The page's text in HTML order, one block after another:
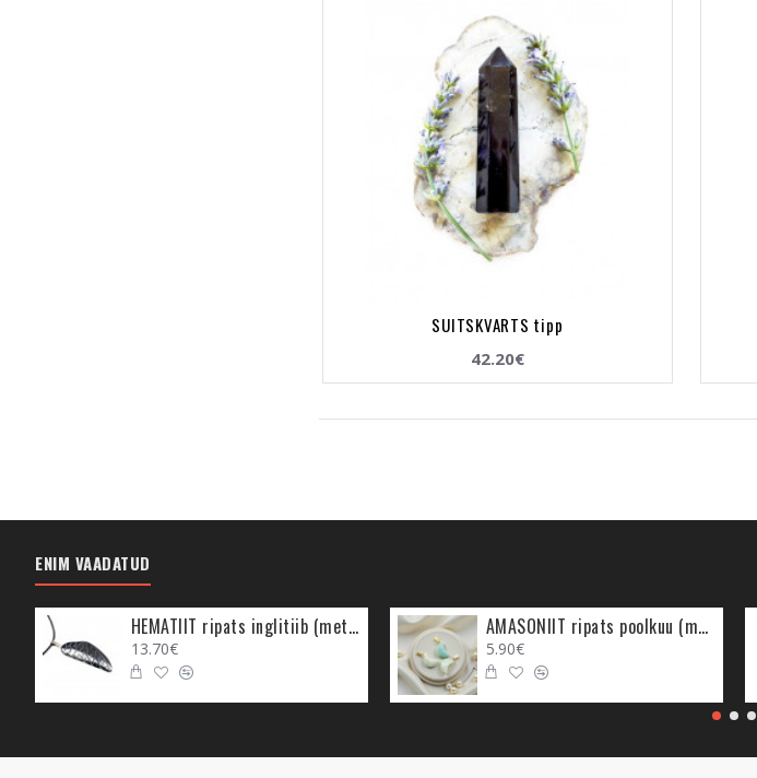
SUITSKVARTS tipp
42.20€
ENIM VAADATUD
HEMATIIT ripats inglitiib (metall)
13.70€
AMASONIIT ripats poolkuu (metall)
5.90€